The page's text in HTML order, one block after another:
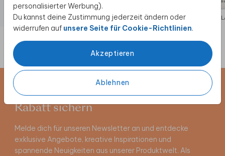
personalisierter Werbung).
Du kannst deine Zustimmung jederzeit ändern oder
widerrufen auf unsere Seite für Cookie-Richtlinien.
Akzeptieren
Ablehnen
EINLADUNG
Newsletter abonnieren und 5 €
Rabatt sichern
Melde dich für unseren Newsletter an und entdecke
exklusive Angebote, kreative Inspirationen und
spannende Neuigkeiten aus unserer Produktwelt. Als